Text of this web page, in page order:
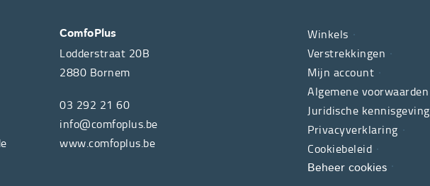
ComfoPlus
Lodderstraat 20B
2880 Bornem
03 292 21 60
info@comfoplus.be
www.comfoplus.be
Winkels
Verstrekkingen
Mijn account
Algemene voorwaarden
Juridische kennisgeving
Privacyverklaring
Cookiebeleid
Beheer cookies